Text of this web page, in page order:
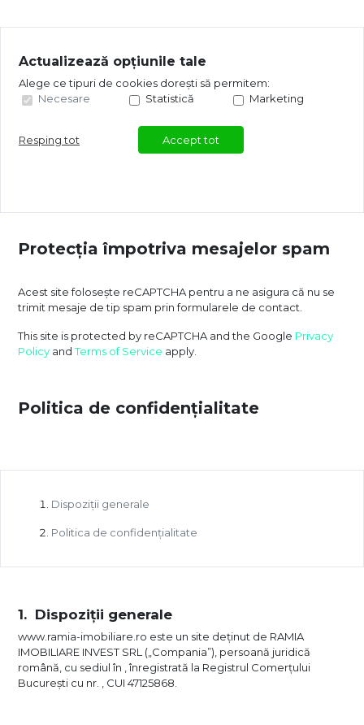
Actualizează opțiunile tale
Alege ce tipuri de cookies dorești să permitem:
Necesare
Statistică Marketing
Resping tot Accept tot
Protecția împotriva mesajelor spam
Acest site folosește reCAPTCHA pentru a ne asigura că nu se
trimit mesaje de tip spam prin formularele de contact.
This site is protected by reCAPTCHA and the Google Privacy
Policy andTerms of Service apply.
Politica de confidențialitate
Dispoziții generale
Politica de confidențialitate
Dispoziții generale
www.ramia-imobiliare.ro este un site deținut de RAMIA
IMOBILIARE INVEST SRL („Compania”), persoană juridică
română, cu sediul în , înregistrată la Registrul Comerțului
București cu nr. , CUI 47125868.